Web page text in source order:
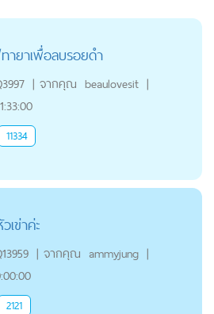
ายาเพื่อลบรอยดำ
| จากคุณ beaulovesit |
11334
เข่าค่ะ
| จากคุณ ammyjung |
2121